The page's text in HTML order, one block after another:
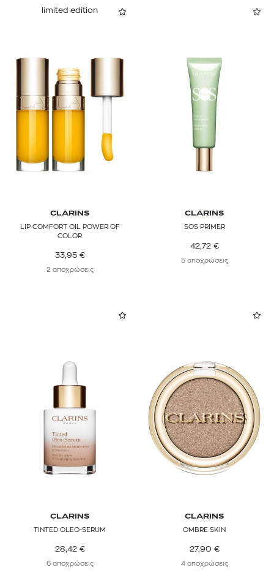
limited edition
CLARINS
LIP COMFORT OIL POWER OF
COLOR
33,95 €
2 αποχρώσεις
CLARINS
SOS PRIMER
42,72 €
5 αποχρώσεις
CLARINS
TINTED OLEO-SERUM
28,42 €
6 αποχρώσεις
CLARINS
OMBRE SKIN
27,90 €
4 αποχρώσεις